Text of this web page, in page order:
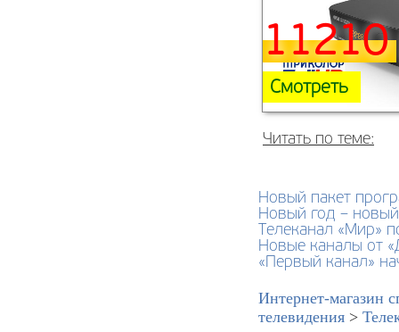
Смотреть
11210
Читать по теме:
Новый пакет
Новый год –
Телеканал «Мир»
Новые каналы от
«Первый канал»
Интернет-магазин
телевидения >